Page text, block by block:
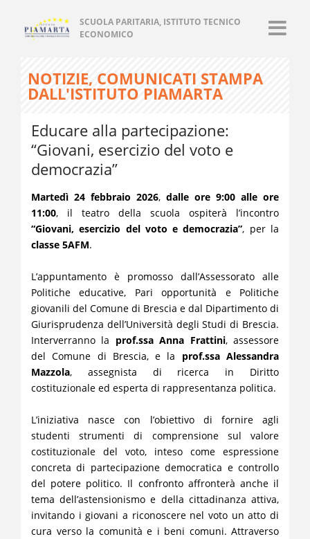
SCUOLA PARITARIA, ISTITUTO TECNICO
ECONOMICO
NOTIZIE, COMUNICATI STAMPA
DALL'ISTITUTO PIAMARTA
Educare alla partecipazione:
“Giovani, esercizio del voto e
democrazia”
Martedì 24 febbraio 2026, dalle ore 9:00 alle ore
11:00, il teatro della scuola ospiterà l’incontro
“Giovani, esercizio del voto e democrazia”, per la
classe 5AFM.
L’appuntamento è promosso dall’Assessorato alle
Politiche educative, Pari opportunità e Politiche
giovanili del Comune di Brescia e dal Dipartimento di
Giurisprudenza dell’Università degli Studi di Brescia.
Interverranno la prof.ssa Anna Frattini, assessore
del Comune di Brescia, e la prof.ssa Alessandra
Mazzola, assegnista di ricerca in Diritto
costituzionale ed esperta di rappresentanza politica.
L’iniziativa nasce con l’obiettivo di fornire agli
studenti strumenti di comprensione sul valore
costituzionale del voto, inteso come espressione
concreta di partecipazione democratica e controllo
del potere politico. Il confronto affronterà anche il
tema dell’astensionismo e della cittadinanza attiva,
invitando i giovani a riconoscere nel voto un atto di
cura verso la comunità e i beni comuni. Attraverso